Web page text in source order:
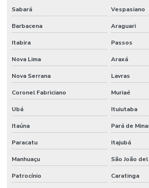
Sabará Vespasiano
Barbacena Araguari
Itabira Passos
Nova Lima Araxá
Nova Serrana Lavras
Coronel Fabriciano Muriaé
Ubá Ituiutaba
Itaúna Pará de
Paracatu Itajubá
Manhuaçu São João del
Patrocínio Caratinga